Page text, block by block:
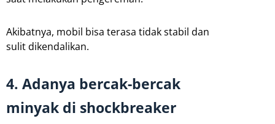
Akibatnya, mobil bisa terasa tidak stabil dan
sulit dikendalikan.
4. Adanya bercak-bercak
minyak di shockbreaker